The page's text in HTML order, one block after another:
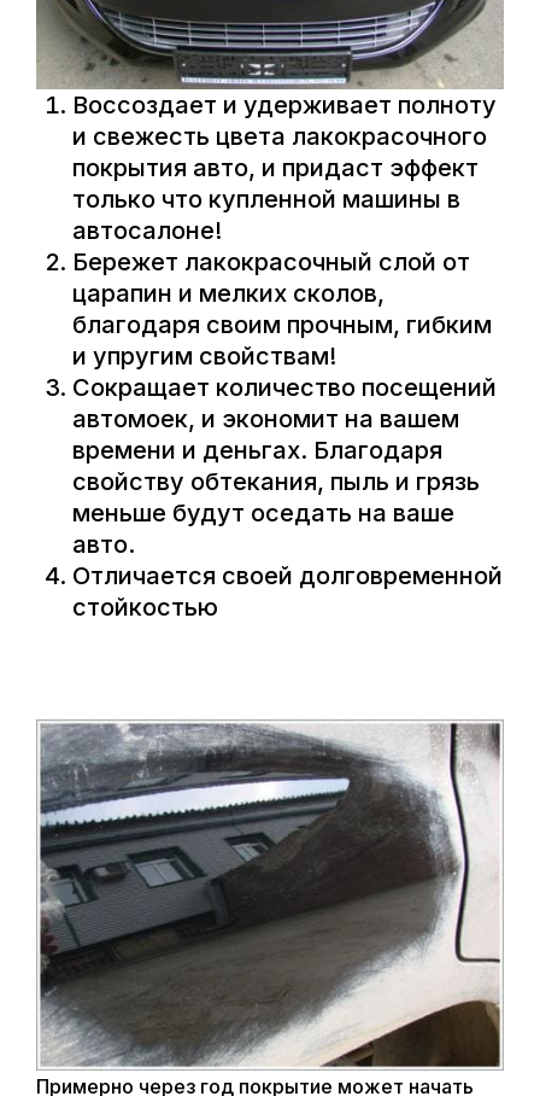
Воссоздает и удерживает полноту
и свежесть цвета лакокрасочного
покрытия авто, и придаст эффект
только что купленной машины в
автосалоне!
Бережет лакокрасочный слой от
царапин и мелких сколов,
благодаря своим прочным, гибким
и упругим свойствам!
Сокращает количество посещений
автомоек, и экономит на вашем
времени и деньгах. Благодаря
свойству обтекания, пыль и грязь
меньше будут оседать на ваше
авто.
Отличается своей долговременной
стойкостью
Примерно через год покрытие может начать